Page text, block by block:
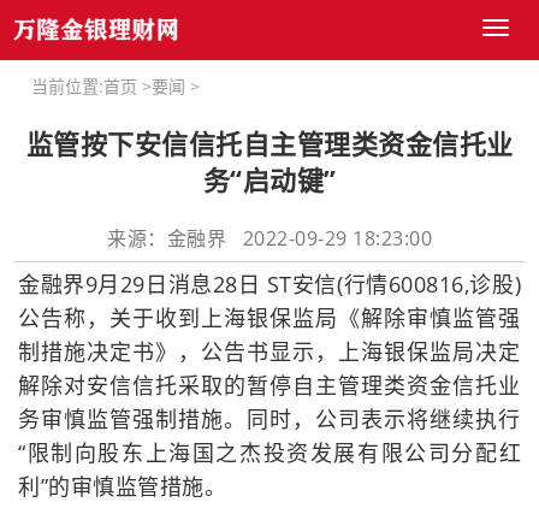
Toggle
当前位置:首页 >要闻 >
监管按下安信信托自主管理类资金信托业
务“启动键”
来源：金融界 2022-09-29 18:23:00
金融界9月29日消息28日 ST安信(行情600816,诊股)
公告称，关于收到上海银保监局《解除审慎监管强
制措施决定书》，公告书显示，上海银保监局决定
解除对安信信托采取的暂停自主管理类资金信托业
务审慎监管强制措施。同时，公司表示将继续执行
“限制向股东上海国之杰投资发展有限公司分配红
利”的审慎监管措施。